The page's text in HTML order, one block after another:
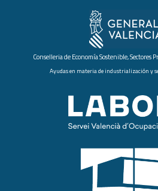
Conselleria de Economía Sostenible, Sectores
Ayudas en materia de industrialización y